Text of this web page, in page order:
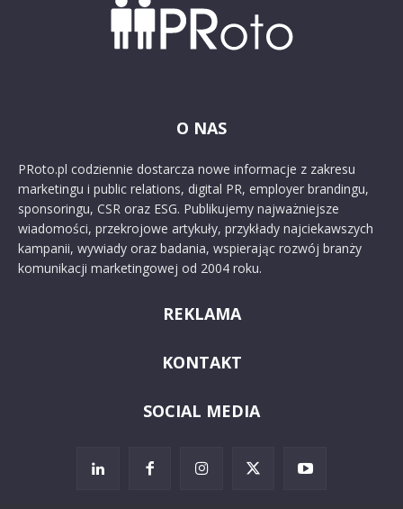
O NAS
PRoto.pl codziennie dostarcza nowe informacje z zakresu
marketingu i public relations, digital PR, employer brandingu,
sponsoringu, CSR oraz ESG. Publikujemy najważniejsze
wiadomości, przekrojowe artykuły, przykłady najciekawszych
kampanii, wywiady oraz badania, wspierając rozwój branży
komunikacji marketingowej od 2004 roku.
REKLAMA
KONTAKT
SOCIAL MEDIA